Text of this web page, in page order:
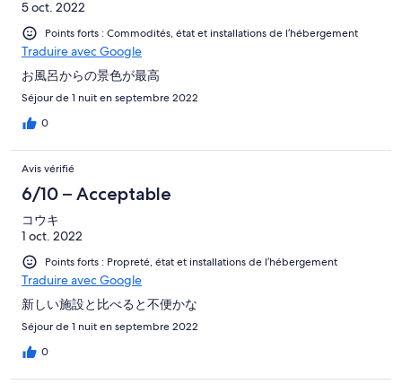
5 oct. 2022
Points forts : Commodités, état et installations de l’hébergement
Traduire avec Google
お風呂からの景色が最高
Séjour de 1 nuit en septembre 2022
0
Avis vérifié
6/10 – Acceptable
コウキ
1 oct. 2022
Points forts : Propreté, état et installations de l’hébergement
Traduire avec Google
新しい施設と比べると不便かな
Séjour de 1 nuit en septembre 2022
0